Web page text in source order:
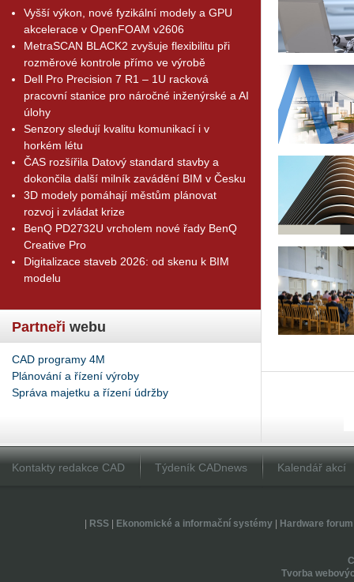
Vyšší výkon, nové fyzikální modely a GPU
akcelerace v OpenFOAM v2606
MetraSCAN BLACK2 zvyšuje flexibilitu při
rozměrové kontrole přímo ve výrobě
Dell Pro Precision 7 R1 – 1U racková
pracovní stanice pro náročné inženýrské a AI
úlohy
Senzory sledují kvalitu komunikací i v
horkém létu
ČAS rozšířila Datový standard stavby a
dokončila další milník zavádění BIM v Česku
3D modely pomáhají městům plánovat
rozvoj i zvládat krize
BenQ PD2732U vrcholem nové řady BenQ
Creative Pro
Digitalizace staveb 2026: od skenu k BIM
modelu
Partneři webu
CAD programy 4M
Plánování a řízení výroby
Správa majetku a řízení údržby
Kontakty redakce CAD Týdeník CADnews Kalendář akcí
RSS| Ekonomické a informační systémy| Hardware forum
Tvorba